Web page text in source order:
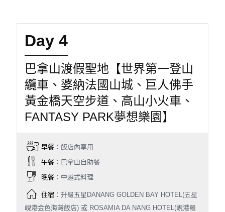
Day 4
巴拿山渡假聖地【世界第一登山
纜車、婆納法國山城、巨人佛手
黃金橋天空步道、高山小火車、
FANTASY PARK夢想樂園】
早餐：飯店內享用
午餐：巴拿山自助餐
晚餐：中越式料理
住宿：升級五星DANANG GOLDEN BAY HOTEL(五星
峴港金色海灣飯店) 或 ROSAMIA DA NANG HOTEL(峴港羅